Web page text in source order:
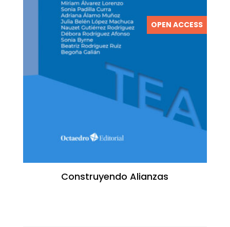
OPEN ACCESS
Construyendo Alianzas